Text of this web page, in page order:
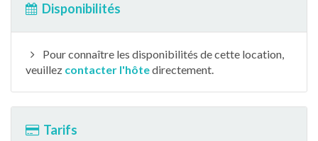
Disponibilités
Pour connaître les disponibilités de cette location,
veuillez contacter l'hôtedirectement.
Tarifs